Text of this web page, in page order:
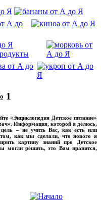
1
«Энциклопедия Детское питание»
Информация, которой я делюсь,
– не учить Вас, как есть или
как мы сделали, что нового я
картину знаний про Детское
могли решить, это Вам нравится,